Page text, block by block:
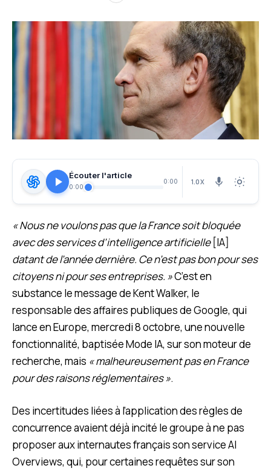
Écouter l'article
0:00
0:00 1.0X
« Nous ne voulons pas que la France soit bloquée
avec des services d’intelligence artificielle [IA]
datant de l’année dernière. Ce n’est pas bon pour ses
citoyens ni pour ses entreprises. »C’est en
substance le message de Kent Walker, le
responsable des affaires publiques de Google, qui
lance en Europe, mercredi 8 octobre, une nouvelle
fonctionnalité, baptisée Mode IA, sur son moteur de
recherche, mais « malheureusement pas en France
pour des raisons réglementaires ».
Des incertitudes liées à l’application des règles de
concurrence avaient déjà incité le groupe à ne pas
proposer aux internautes français son service AI
Overviews, qui, pour certaines requêtes sur son